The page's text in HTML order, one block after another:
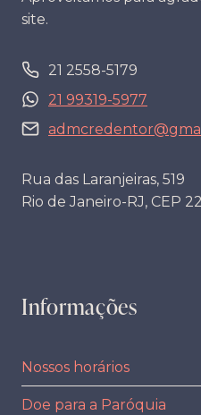
site.
21 2558-5179
21 99319-5977
Rua das Laranjeiras, 519
Rio de Janeiro-RJ, CEP
Informações
Nossos horários
Doe para a Paróquia